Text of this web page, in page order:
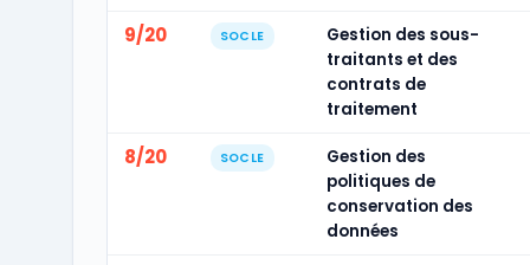
9/20 SOCLE
Gestion des sous-
traitants et des
contrats de
traitement
8/20 SOCLE
Gestion des
politiques de
conservation des
données